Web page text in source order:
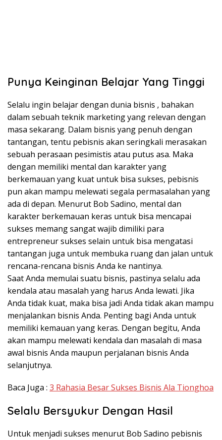
Punya Keinginan Belajar Yang Tinggi
Selalu ingin belajar dengan dunia bisnis , bahakan
dalam sebuah teknik marketing yang relevan dengan
masa sekarang. Dalam bisnis yang penuh dengan
tantangan, tentu pebisnis akan seringkali merasakan
sebuah perasaan pesimistis atau putus asa. Maka
dengan memiliki mental dan karakter yang
berkemauan yang kuat untuk bisa sukses, pebisnis
pun akan mampu melewati segala permasalahan yang
ada di depan. Menurut Bob Sadino, mental dan
karakter berkemauan keras untuk bisa mencapai
sukses memang sangat wajib dimiliki para
entrepreneur sukses selain untuk bisa mengatasi
tantangan juga untuk membuka ruang dan jalan untuk
rencana-rencana bisnis Anda ke nantinya.
Saat Anda memulai suatu bisnis, pastinya selalu ada
kendala atau masalah yang harus Anda lewati. Jika
Anda tidak kuat, maka bisa jadi Anda tidak akan mampu
menjalankan bisnis Anda. Penting bagi Anda untuk
memiliki kemauan yang keras. Dengan begitu, Anda
akan mampu melewati kendala dan masalah di masa
awal bisnis Anda maupun perjalanan bisnis Anda
selanjutnya.
Baca Juga : 3 Rahasia Besar Sukses Bisnis Ala Tionghoa
Selalu Bersyukur Dengan Hasil
Untuk menjadi sukses menurut Bob Sadino pebisnis